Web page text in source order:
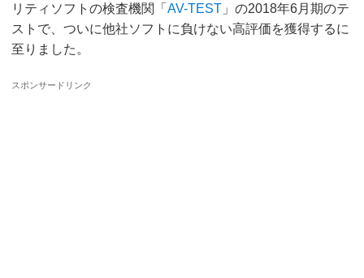
リティソフトの検査機関「AV-TEST 」の2018年6月期のテ
ストで、ついに他社ソフトに負けない高評価を獲得するに
至りました。
スポンサードリンク